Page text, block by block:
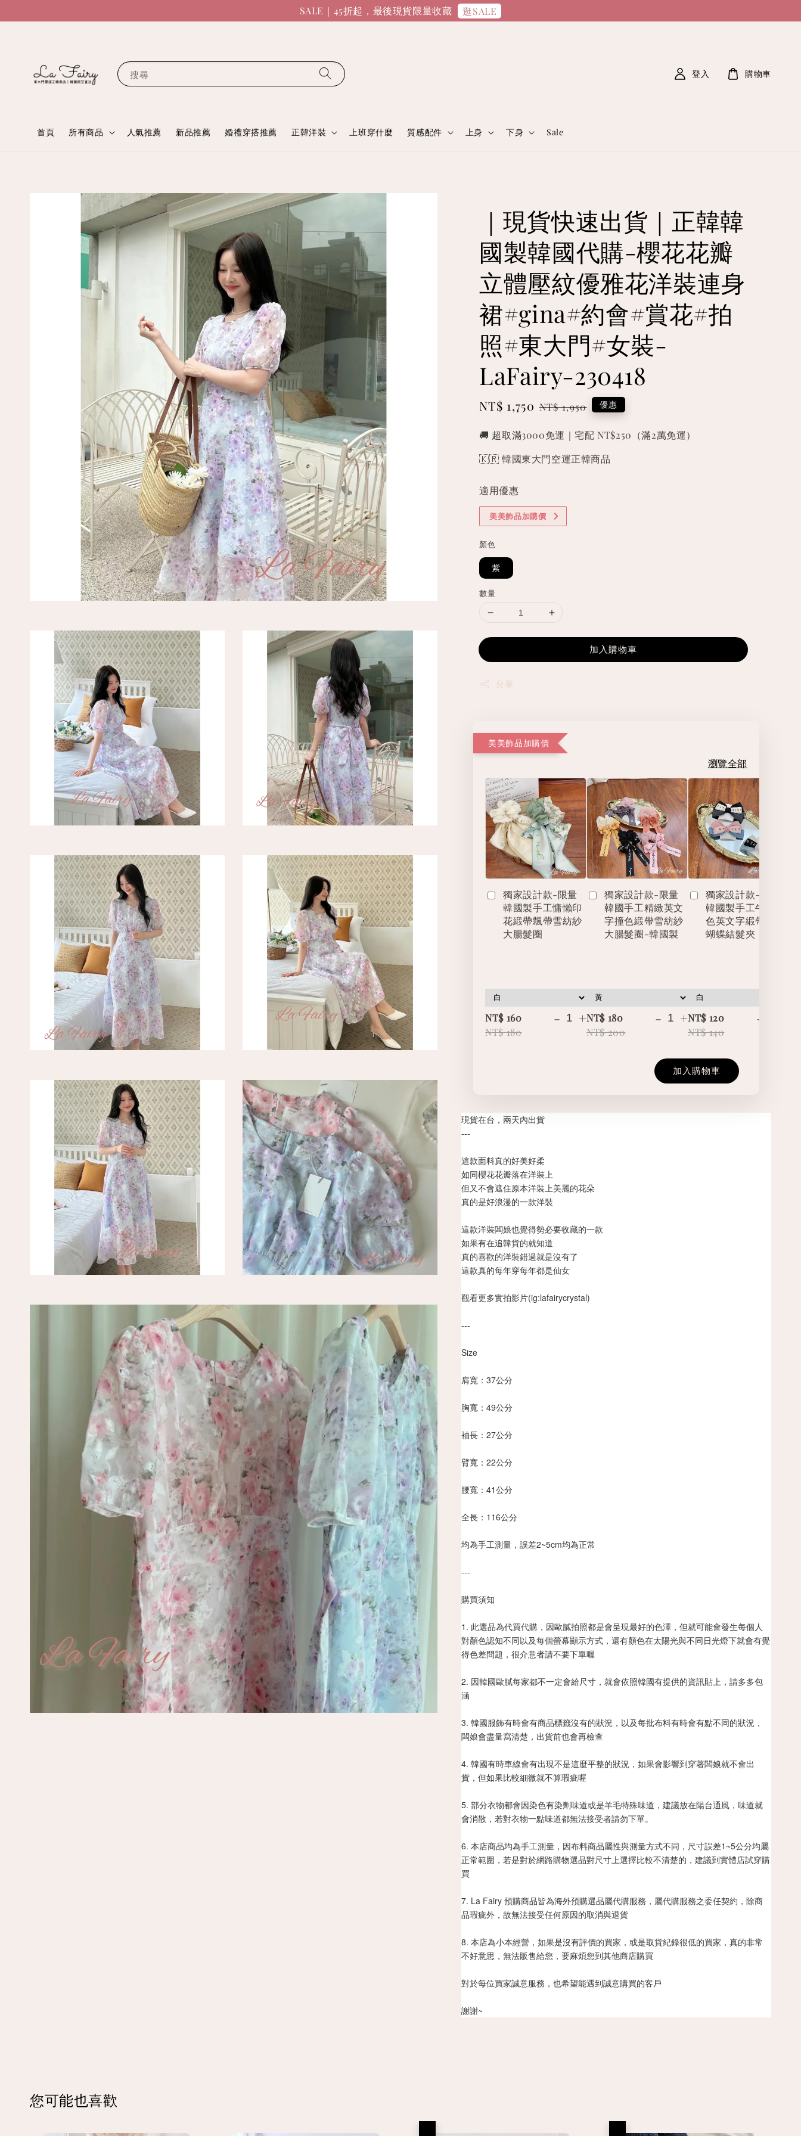
SALE｜45折起，最後現貨限量收藏 逛SALE
搜尋
首頁 所有商品 人氣推薦 新品推薦 婚禮穿搭推薦 正韓洋裝 上班穿什麼 質感配件 上身 下身 Sale
登入 購物車
｜現貨快速出貨｜正韓韓
國製韓國代購-櫻花花瓣
立體壓紋優雅花洋裝連身
裙#gina#約會#賞花#拍
照#東大門#女裝-
LaFairy-230418
Sale
NT$ 1,750 Regular
NT$ 1,950 優惠
🚚 超取滿3000免運｜宅配 NT$250（滿2萬免運）
🇰🇷 韓國東大門空運正韓商品
適用優惠
美美飾品加購價
顏色
紫
數量
加入購物車
分享
美美飾品加購價
瀏覽全部
獨家設計款-限量
韓國製手工慵懶印
花緞帶飄帶雪紡紗
大腸髮圈
NT$ 160
NT$ 180
- +
獨家設計款-限量
韓國手工精緻英文
字撞色緞帶雪紡紗
大腸髮圈-韓國製
NT$ 180
NT$ 200
- +
獨家設計款-限量
韓國製手工牛仔撞
色英文字緞帶立體
蝴蝶結髮夾
NT$ 120
NT$ 140
-
加入購物車
現貨在台，兩天內出貨
---
這款面料真的好美好柔
如同櫻花花瓣落在洋裝上
但又不會遮住原本洋裝上美麗的花朵
真的是好浪漫的一款洋裝
這款洋裝闆娘也覺得勢必要收藏的一款
如果有在追韓貨的就知道
真的喜歡的洋裝錯過就是沒有了
這款真的每年穿每年都是仙女
觀看更多實拍影片(ig:lafairycrystal)
---
Size
肩寬：37公分
胸寬：49公分
袖長：27公分
臂寬：22公分
腰寬：41公分
全長：116公分
均為手工測量，誤差2~5cm均為正常
---
購買須知
1. 此選品為代買代購，因歐膩拍照都是會呈現最好的色澤，但就可能會發生每個人
對顏色認知不同以及每個螢幕顯示方式，還有顏色在太陽光與不同日光燈下就會有覺
得色差問題，很介意者請不要下單喔
2. 因韓國歐膩每家都不一定會給尺寸，就會依照韓國有提供的資訊貼上，請多多包
涵
3. 韓國服飾有時會有商品標籤沒有的狀況，以及每批布料有時會有點不同的狀況，
闆娘會盡量寫清楚，出貨前也會再檢查
4. 韓國有時車線會有出現不是這麼平整的狀況，如果會影響到穿著闆娘就不會出
貨，但如果比較細微就不算瑕疵喔
5. 部分衣物都會因染色有染劑味道或是羊毛特殊味道，建議放在陽台通風，味道就
會消散，若對衣物一點味道都無法接受者請勿下單。
6. 本店商品均為手工測量，因布料商品屬性與測量方式不同，尺寸誤差1~5公分均屬
正常範圍，若是對於網路購物選品對尺寸上選擇比較不清楚的，建議到實體店試穿購
買
7. La Fairy 預購商品皆為海外預購選品屬代購服務，屬代購服務之委任契約，除商
品瑕疵外，故無法接受任何原因的取消與退貨
8. 本店為小本經營，如果是沒有評價的買家，或是取貨紀錄很低的買家，真的非常
不好意思，無法販售給您，要麻煩您到其他商店購買
對於每位買家誠意服務，也希望能遇到誠意購買的客戶
謝謝~
您可能也喜歡